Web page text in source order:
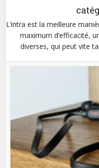
L’intra est la meilleure
maximum d’efficacité,
diverses, qui peut vite